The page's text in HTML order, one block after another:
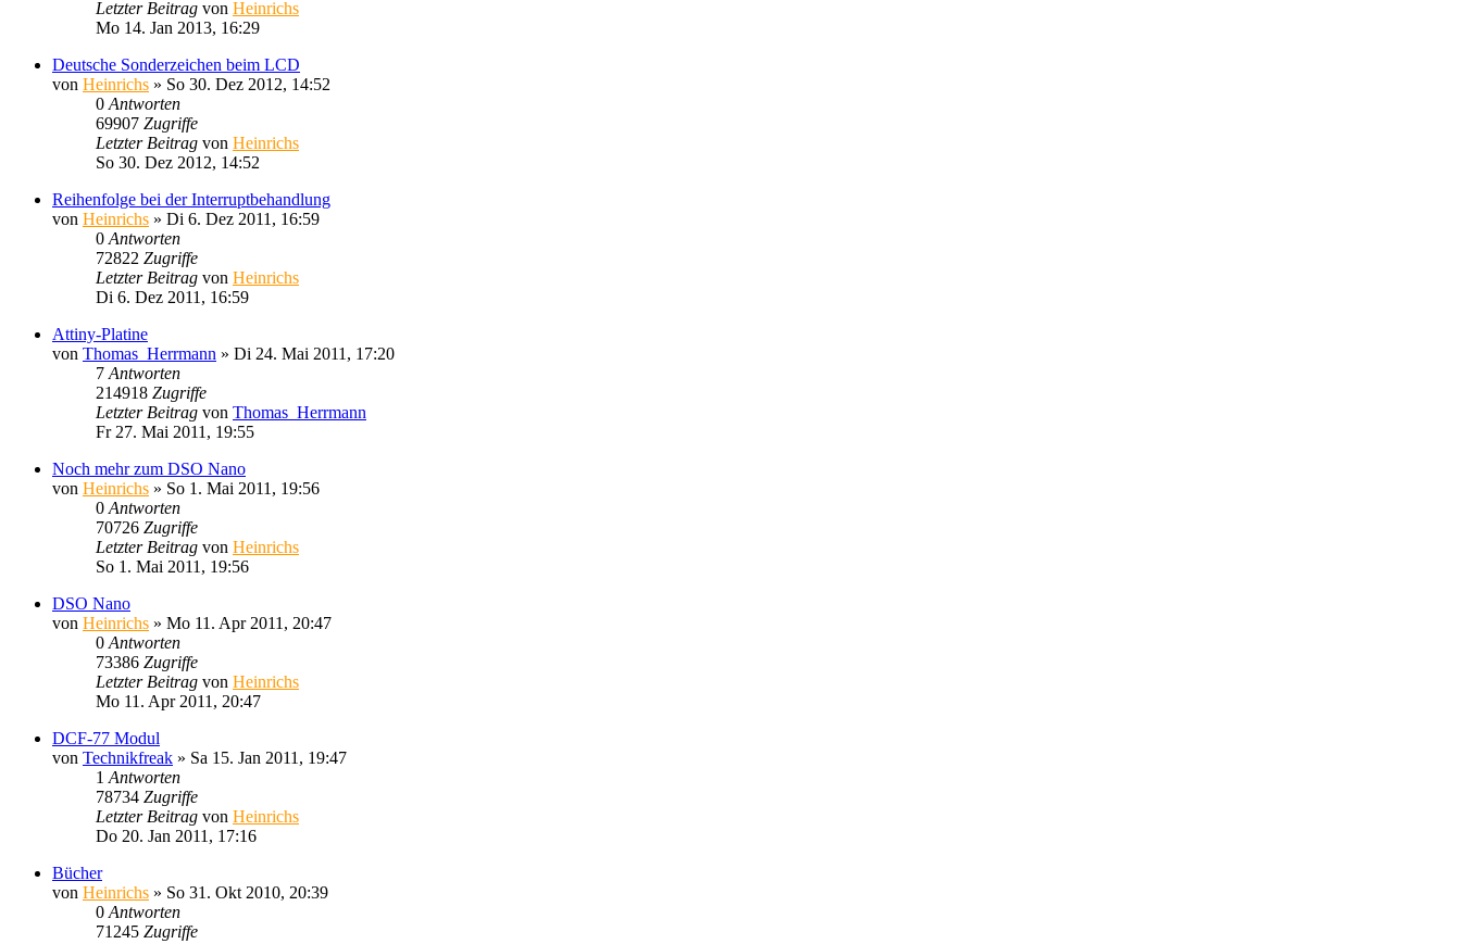
Letzter Beitrag von Heinrichs
Mo 14. Jan 2013, 16:29
Deutsche Sonderzeichen beim LCD
von Heinrichs » So 30. Dez 2012, 14:52
0 Antworten
69907 Zugriffe
Letzter Beitrag von Heinrichs
So 30. Dez 2012, 14:52
Reihenfolge bei der Interruptbehandlung
von Heinrichs » Di 6. Dez 2011, 16:59
0 Antworten
72822 Zugriffe
Letzter Beitrag von Heinrichs
Di 6. Dez 2011, 16:59
Attiny-Platine
von Thomas_Herrmann » Di 24. Mai 2011, 17:20
7 Antworten
214918 Zugriffe
Letzter Beitrag von Thomas_Herrmann
Fr 27. Mai 2011, 19:55
Noch mehr zum DSO Nano
von Heinrichs » So 1. Mai 2011, 19:56
0 Antworten
70726 Zugriffe
Letzter Beitrag von Heinrichs
So 1. Mai 2011, 19:56
DSO Nano
von Heinrichs » Mo 11. Apr 2011, 20:47
0 Antworten
73386 Zugriffe
Letzter Beitrag von Heinrichs
Mo 11. Apr 2011, 20:47
DCF-77 Modul
von Technikfreak » Sa 15. Jan 2011, 19:47
1 Antworten
78734 Zugriffe
Letzter Beitrag von Heinrichs
Do 20. Jan 2011, 17:16
Bücher
von Heinrichs » So 31. Okt 2010, 20:39
0 Antworten
71245 Zugriffe